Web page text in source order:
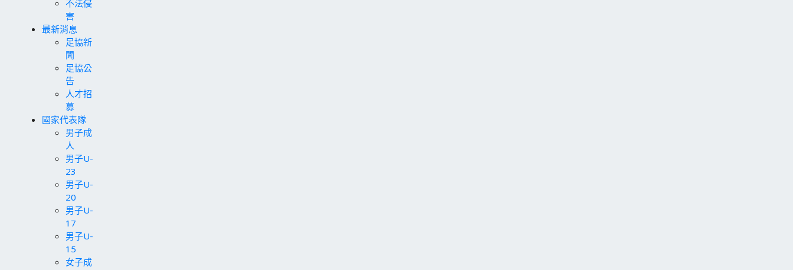
不法侵
害
最新消息
足協新
聞
足協公
告
人才招
募
國家代表隊
男子成
人
男子U-
23
男子U-
20
男子U-
17
男子U-
15
女子成